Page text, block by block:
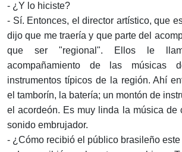
- ¿Y lo hiciste?
- Sí. Entonces, el director artístico, que
dijo que me traería y que parte del
que ser "regional". Ellos le
acompañamiento de las músicas
instrumentos típicos de la región. Ahí
el tamborín, la batería; un montón de
el acordeón. Es muy linda la música de
sonido embrujador.
- ¿Cómo recibió el público brasileño